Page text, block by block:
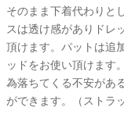
そのまま下着代わりと
スは透け感がありドレ
頂けます。パットは追
ッドをお使い頂けます
為落ちてくる不安があ
ができます。（ストラ